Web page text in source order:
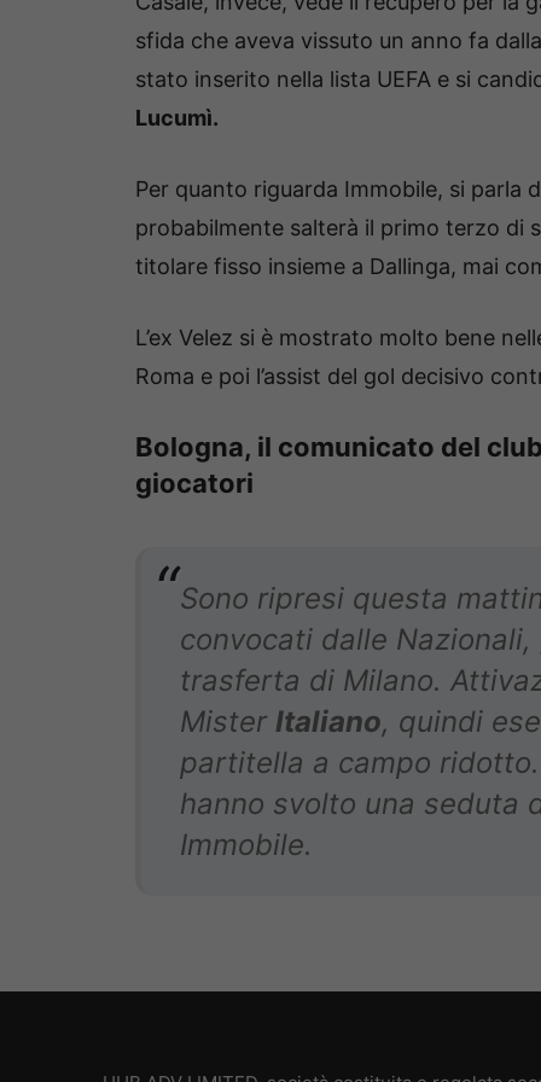
sfida che aveva vissuto un anno fa
stato inserito nella lista UEFA e si
Lucumì.
Per quanto riguarda Immobile, si parla
probabilmente salterà il primo terzo di
titolare fisso insieme a Dallinga, mai
L’ex Velez si è mostrato molto bene
Roma e poi l’assist del gol decisivo
Bologna, il comunicato del
giocatori
Sono ripresi questa
convocati dalle
trasferta di Milano.
Mister Italiano, quindi
partitella a campo
hanno svolto una seduta
Immobile.